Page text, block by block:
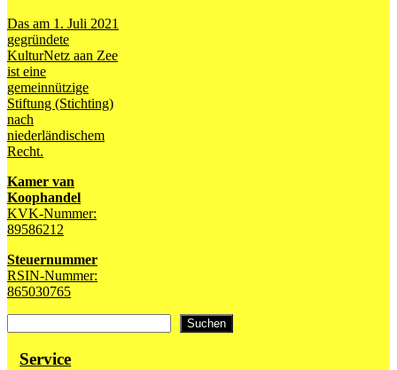
Das am 1. Juli 2021
gegründete
KulturNetz aan Zee
ist eine
gemeinnützige
Stiftung (Stichting)
nach
niederländischem
Recht.
Kamer van
Koophandel
KVK-Nummer:
89586212
Steuernummer
RSIN-Nummer:
865030765
Suchen
Service